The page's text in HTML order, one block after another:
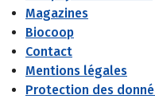
Magazines
Biocoop
Contact
Mentions légales
Protection des